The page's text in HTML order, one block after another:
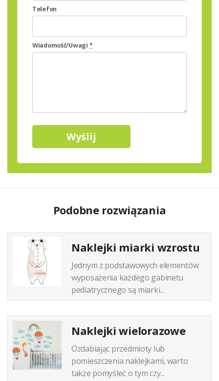
Telefon
Wiadomość/Uwagi *
Podobne rozwiązania
Naklejki miarki wzrostu
Jednym z podstawowych elementów
wyposażenia każdego gabinetu
pediatrycznego są miarki...
Naklejki wielorazowe
Ozdabiając przedmioty lub
pomieszczenia naklejkami, warto
także pomyśleć o tym czy...